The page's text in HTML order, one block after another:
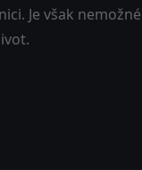
Je však